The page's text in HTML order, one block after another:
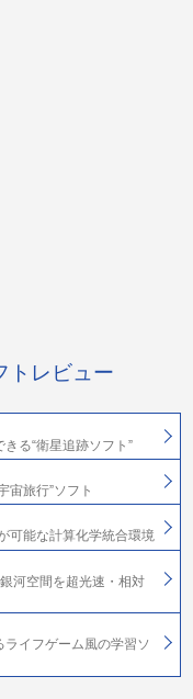
トレビュー
る“衛星追跡ソフト”
宙旅行”ソフト
可能な計算化学統合環境
河空間を超光速・相対
イフゲーム風の学習ソ